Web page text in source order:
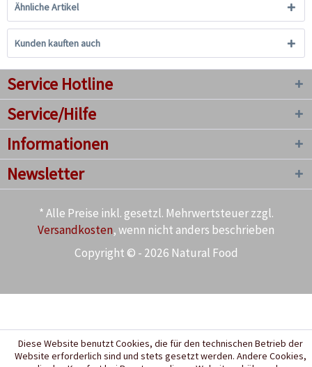
Ähnliche Artikel
Kunden kauften auch
Service Hotline
Service/Hilfe
Informationen
Newsletter
* Alle Preise inkl. gesetzl. Mehrwertsteuer zzgl.
Versandkosten, wenn nicht anders beschrieben
Copyright © - 2026 Natural Food
Diese Website benutzt Cookies, die für den technischen Betrieb der
Website erforderlich sind und stets gesetzt werden. Andere Cookies,